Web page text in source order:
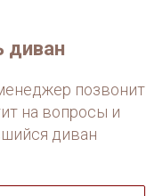
диван
позвонит
на вопросы и
диван